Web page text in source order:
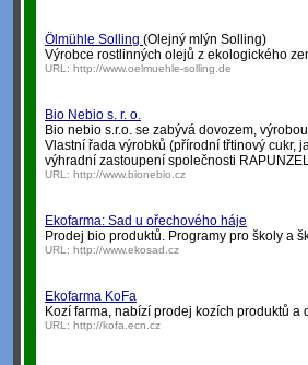
Ölmühle Solling (Olejný mlýn Solling)
Výrobce rostlinných olejů z ekologického
URL: http://www.oelmuehle-solling.de
Bio Nebio s. r. o.
Bio nebio s.r.o. se zabývá dovozem,
Vlastní řada výrobků (přírodní třtinový cukr,
výhradní zastoupení společnosti
URL: http://www.bionebio.cz
Ekofarma: Sad u ořechového háje
Prodej bio produktů. Programy pro školy a
URL: http://www.ekosad.cz
Ekofarma KoFa
Kozí farma, nabízí prodej kozích produktů
URL: http://kofa.ecn.cz